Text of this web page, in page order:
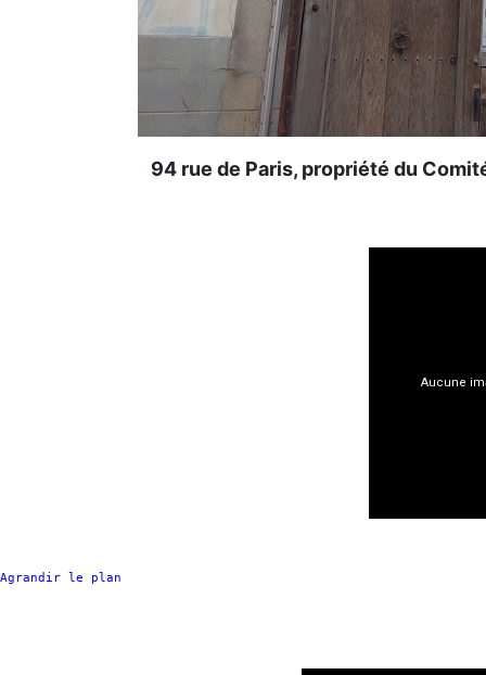
94 rue de Paris, propriété du
Agrandir le plan